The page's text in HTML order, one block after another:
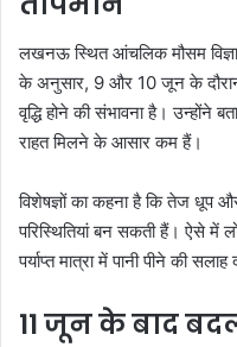
लखनऊ स्थित आंचलिक मौसम
के अनुसार, 9 और 10 जून के
वृद्धि होने की संभावना है। उन्होंने
राहत मिलने के आसार कम हैं।
विशेषज्ञों का कहना है कि तेज धूप
परिस्थितियां बन सकती हैं। ऐसे में
पर्याप्त मात्रा में पानी पीने की सलाह
11 जून के बाद